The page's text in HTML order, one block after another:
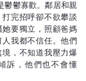
鬱鬱寡歡。鄰居和親
完招呼卻不欲攀談
要獨立，照顧爸媽
我都不信任。他們
，不知道我壓力爆
訴，他們也不會懂